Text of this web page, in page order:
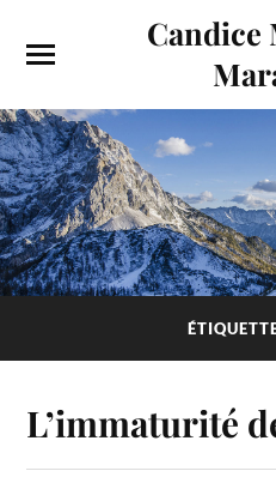
Candice
L’immaturité